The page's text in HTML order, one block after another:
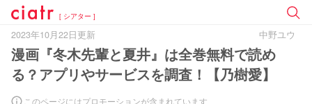
[ シアター ]
2023年10月22日更新 中野ユウ
漫画『冬木先輩と夏井』は全巻無料で読め
る？アプリやサービスを調査！【乃樹愛】
このページにはプロモーションが含まれています